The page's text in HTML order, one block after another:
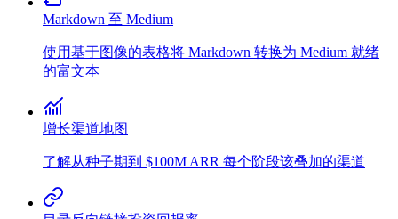
Markdown 至 Medium
使用基于图像的表格将 Markdown 转换为 Medium 就绪
的富文本
增长渠道地图
了解从种子期到 $100M ARR 每个阶段该叠加的渠道